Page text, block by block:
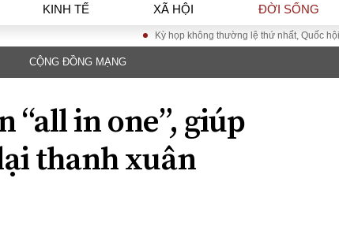
KINH TẾ XÃ HỘI ĐỜI SỐNG
KINH TẾ
Tài chính - Ngân
hàng
Kinh tế vĩ mô
Kỳ họp không thường lệ thứ nhất, Quốc hội khóa XVI
CỘNG ĐỒNG MẠNG
“all in one”, giúp
thanh xuân